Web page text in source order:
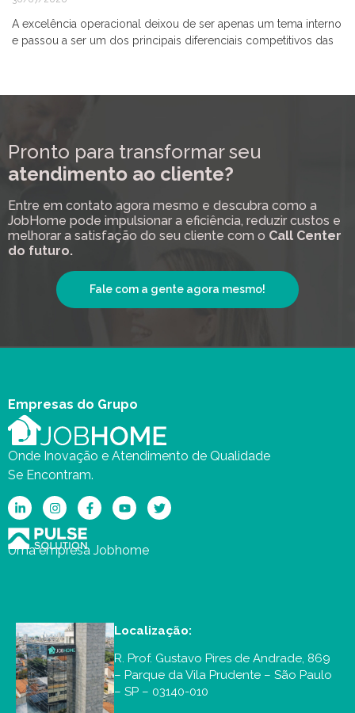
A excelência operacional deixou de ser apenas um tema interno
e passou a ser um dos principais diferenciais competitivos das
Pronto para transformar seu
atendimento ao cliente?
Entre em contato agora mesmo e descubra como a
JobHome pode impulsionar a eficiência, reduzir custos e
melhorar a satisfação do seu cliente com o Call Center
do futuro.
Fale com a gente agora mesmo!
Empresas do Grupo
Onde Inovação e Atendimento de Qualidade
Se Encontram.
Uma empresa Jobhome
Localização:
R. Prof. Gustavo Pires de Andrade, 869
– Parque da Vila Prudente – São Paulo
– SP – 03140-010